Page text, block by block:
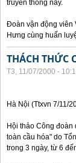
truyền thống này.
Đoàn vận động viên
Hưng cùng huấn
THÁCH THỨC
T3, 11/07/2000 -
Hà Nội (Ttxvn 7/11/
Hội thảo Công
toàn cầu hóa" do
trong 3 ngày, từ 6